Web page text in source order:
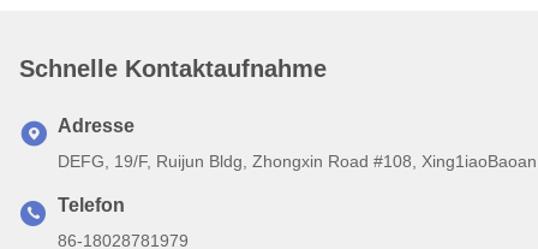
Schnelle Kontaktaufnahme
Adresse
DEFG, 19/F, Ruijun Bldg, Zhongxin Road #108,
Telefon
86-18028781979